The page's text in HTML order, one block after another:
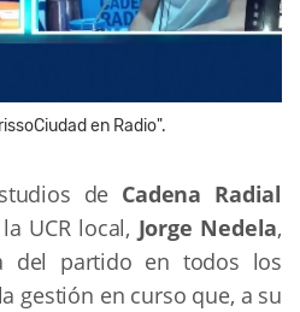
en Radio".
de Cadena Radial
UCR local, Jorge Nedela,
del partido en todos los
gestión en curso que, a su